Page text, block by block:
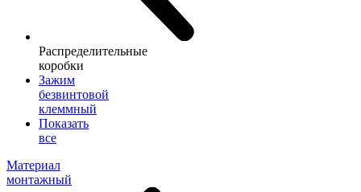
Распределительные
коробки
Зажим
безвинтовой
клеммный
Показать
все
Материал
монтажный